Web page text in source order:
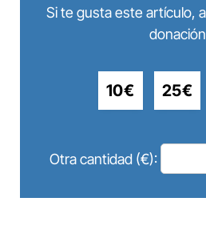
Si te gusta este artículo,
10€ 25€
Otra cantidad (€):